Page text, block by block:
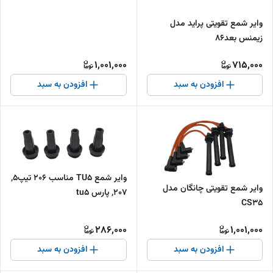
وایر شمع تقویتی پراید مدل
زیمنس بعد86
715,000
افزودن به سبد
1,001,000
افزودن به سبد
وایر شمع تقویتی چانگان مدل
CS35
1,001,000
افزودن به سبد
وایر شمع TU5 مناسب 206 تیپ5,
207, پارس tu5
286,000
افزودن به سبد